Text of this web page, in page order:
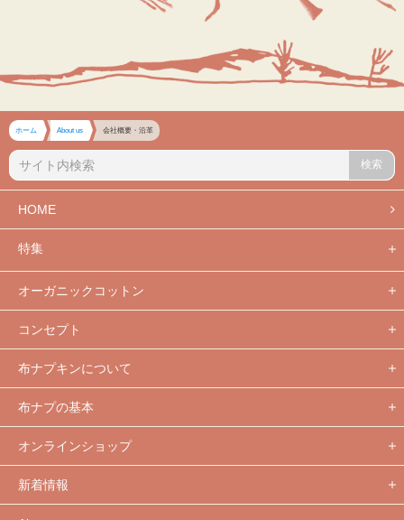
ホーム About us 会社概要・沿革
検索
HOME
特集
オーガニックコットン
コンセプト
布ナプキンについて
布ナプの基本
オンラインショップ
新着情報